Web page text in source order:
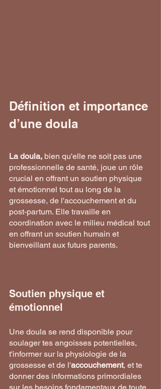
Définition et importance
d’une doula
La doula, bien qu'elle ne soit pas une
professionnelle de santé, joue un rôle
crucial en offrant un soutien physique
et émotionnel tout au long de la
grossesse, de l'accouchement et du
post-partum. Elle travaille en
coordination avec le milieu médical tout
en offrant un soutien humain et
bienveillant aux futurs parents.
Soutien physique et
émotionnel
Une doula se rend disponible pour
soulager tes angoisses potentielles,
t'informer sur la physiologie de la
grossesse et de l'accouchement, et te
donner des informations primordiales